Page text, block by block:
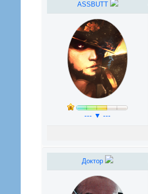
ASSBUTT
--- ▼ ---
Доктор